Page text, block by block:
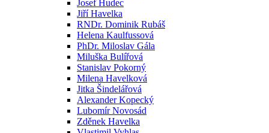
Josef Hudec
Jiří Havelka
RNDr. Dominik Rubáš
Helena Kaulfussová
PhDr. Miloslav Gála
Miluška Bulířová
Stanislav Pokorný
Milena Havelková
Jitka Šindelářová
Alexander Kopecký
Lubomír Novosád
Zděnek Havelka